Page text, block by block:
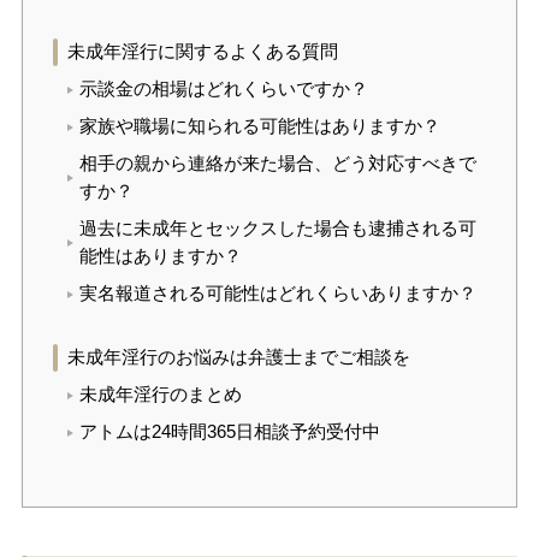
未成年淫行に関するよくある質問
示談金の相場はどれくらいですか？
家族や職場に知られる可能性はありますか？
相手の親から連絡が来た場合、どう対応すべきで
すか？
過去に未成年とセックスした場合も逮捕される可
能性はありますか？
実名報道される可能性はどれくらいありますか？
未成年淫行のお悩みは弁護士までご相談を
未成年淫行のまとめ
アトムは24時間365日相談予約受付中